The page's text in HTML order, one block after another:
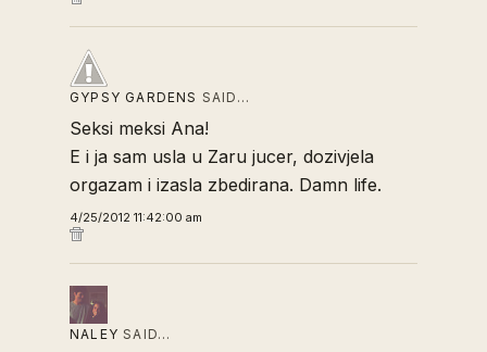
GYPSY GARDENS SAID…
Seksi meksi Ana!
E i ja sam usla u Zaru jucer, dozivjela
orgazam i izasla zbedirana. Damn life.
4/25/2012 11:42:00 am
NALEY SAID…